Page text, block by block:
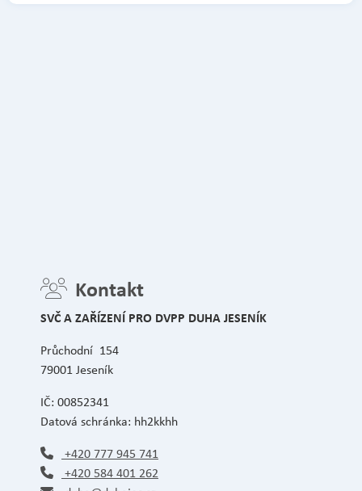
Kontakt
SVČ A ZAŘÍZENÍ PRO DVPP DUHA JESENÍK
Průchodní 154
79001 Jeseník
IČ: 00852341
Datová schránka: hh2kkhh
+420 777 945 741
+420 584 401 262